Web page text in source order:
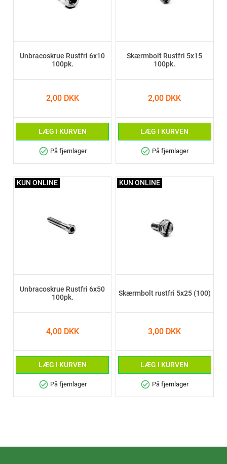
Unbracoskrue Rustfri 6x10
100pk.
2,00 DKK
LÆG I KURVEN
check_circle På fjernlager
Skærmbolt Rustfri 5x15
100pk.
2,00 DKK
LÆG I KURVEN
check_circle På fjernlager
Unbracoskrue Rustfri 6x50
100pk.
4,00 DKK
LÆG I KURVEN
check_circle På fjernlager
KUN ONLINE
Skærmbolt rustfri 5x25 (100)
3,00 DKK
LÆG I KURVEN
check_circle På fjernlager
KUN ONLINE